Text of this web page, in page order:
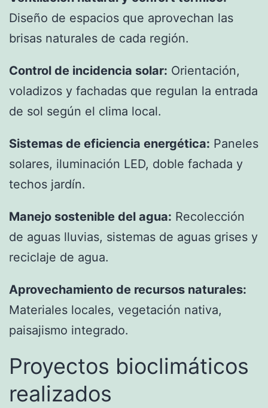
Diseño de espacios que aprovechan las
brisas naturales de cada región.
Control de incidencia solar: Orientación,
voladizos y fachadas que regulan la entrada
de sol según el clima local.
Sistemas de eficiencia energética: Paneles
solares, iluminación LED, doble fachada y
techos jardín.
Manejo sostenible del agua: Recolección
de aguas lluvias, sistemas de aguas grises y
reciclaje de agua.
Aprovechamiento de recursos naturales:
Materiales locales, vegetación nativa,
paisajismo integrado.
Proyectos bioclimáticos
realizados